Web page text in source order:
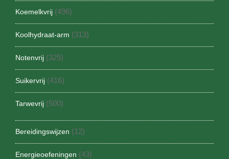
Koemelkvrij (496)
Koolhydraat-arm (313)
Notenvrij (325)
Suikervrij (416)
Tarwevrij (500)
Bereidingswijzen (12)
Energieoefeningen (43)